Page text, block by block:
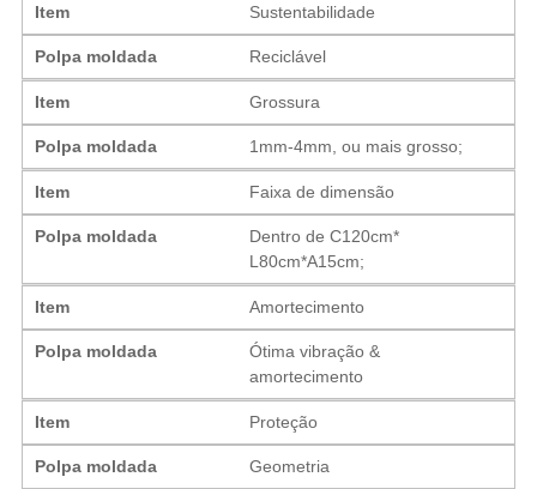
Item Sustentabilidade
Polpa moldada Reciclável
Item Grossura
Polpa moldada 1mm-4mm, ou mais grosso;
Item Faixa de dimensão
Polpa moldada
Dentro de C120cm*
L80cm*A15cm;
Item Amortecimento
Polpa moldada
Ótima vibração &
amortecimento
Item Proteção
Polpa moldada Geometria